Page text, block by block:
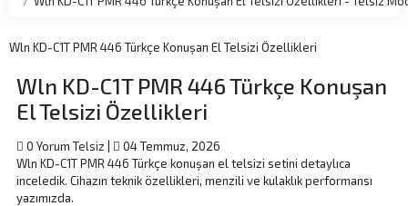
Wln KD-C1T PMR 446 Türkçe Konuşan El Telsizi Özellikleri
Wln KD-C1T PMR 446 Türkçe Konuşan
El Telsizi Özellikleri
0 YorumTelsiz
04 Temmuz, 2026
Wln KD-C1T PMR 446 Türkçe konuşan el telsizi setini detaylıca
inceledik. Cihazın teknik özellikleri, menzili ve kulaklık performansı
yazımızda.